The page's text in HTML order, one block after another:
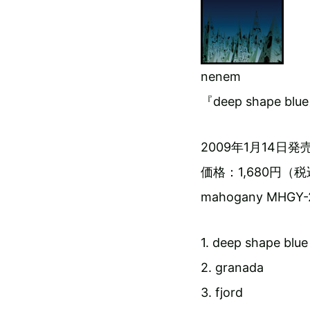
nenem
『deep shape blue
2009年1月14日発
価格：1,680円（税
mahogany
1. deep shape blue
2. granada
3. fjord